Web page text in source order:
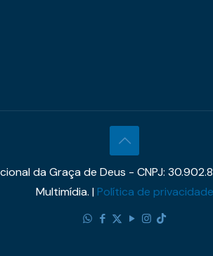
da Graça de Deus - CNPJ:
Multimídia. |Política de privacidade